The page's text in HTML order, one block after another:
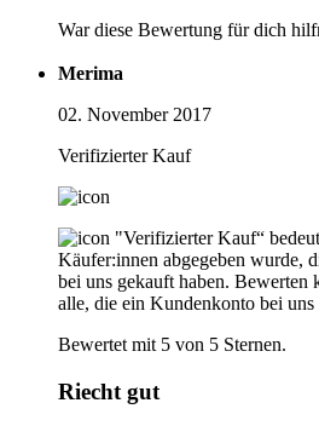
War diese Bewertung für dich
Merima
02. November 2017
Verifizierter Kauf
"Verifizierter Kauf“
Käufer:innen abgegeben wurde,
bei uns gekauft haben. Bewerten
alle, die ein Kundenkonto bei uns
Bewertet mit 5 von 5 Sternen.
Riecht gut